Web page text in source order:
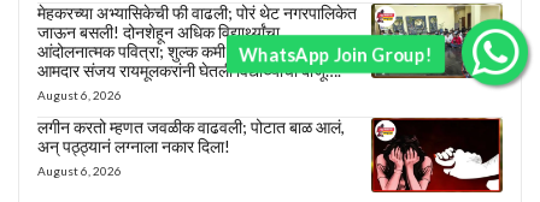
मेहकरच्या अभ्यासिकेची फी वाढली; पोरं थेट नगरपालिकेत
जाऊन बसली! दोनशेहून अधिक विद्यार्थ्यांचा
आंदोलनात्मक पवित्रा; शुल्क कमी करण्याची मागणी, माजी
आमदार संजय रायमूलकरांनी घेतली विद्यार्थ्यांची बाजू….
August 6, 2026
लगीन करतो म्हणत जवळीक वाढवली; पोटात बाळ आलं,
अन् पठ्ठ्यानं लग्नाला नकार दिला!
August 6, 2026
WhatsApp Join Group!